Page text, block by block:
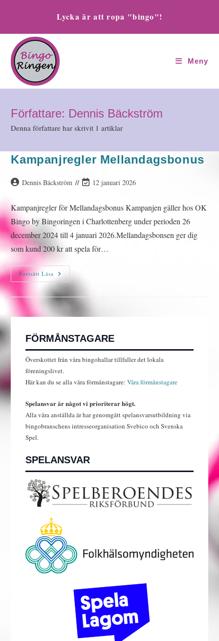
Lycka är att ropa "bingo"!
Meny
Författare: Dennis Bäckström
Denna författare har skrivit 1 artiklar
Kampanjregler Mellandagsbonus
Inläggsförfattare:
Dennis Bäckström
Inlägget
senast:
12 januari 2026
Kampanjregler för Mellandagsbonus Kampanjen gäller hos OK
Bingo by Bingoringen i Charlottenberg under perioden 26
december 2024 till 4 januari 2026.Mellandagsbonsen ger dig
som kund 200 kr att spela för…
Fortsätt Läsa Kampanjregler
Mellandagsbonus
FÖRMÅNSTAGARE
Överskottet från våra bingohallar tillfaller det lokala
föreningslivet.
Här kan du se alla våra förmånstagare:Våra förmånstagare
Spelansvar är något vi prioriterar högt.
Alla våra anställda är har genomgått spelansvarsutbildning via
bingobranschens intresseorganisation Svebico och Svenska
Spel.
SPELANSVAR